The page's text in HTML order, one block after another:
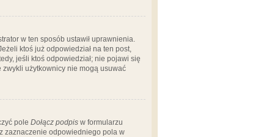
w ten sposób ustawił uprawnienia.
ktoś już odpowiedział na ten post,
jeśli ktoś odpowiedział; nie pojawi się
użytkownicy nie mogą usuwać
pole Dołącz podpis w formularzu
zaznaczenie odpowiedniego pola w